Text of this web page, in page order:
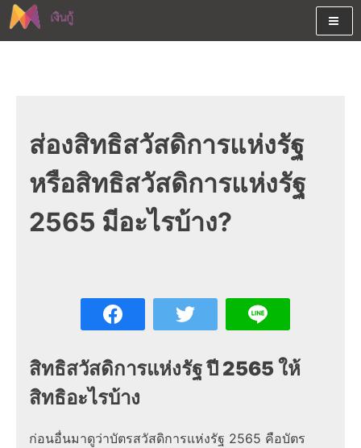
Skip
to
เงินสด และมีรีไฟแนนซ์ด้วย
ส่องสิทธิสวัสดิการแห่งรัฐ
หรือสิทธิสวัสดิการแห่งรัฐ
2565 มีอะไรบ้าง?
สิทธิสวัสดิการแห่งรัฐปี 2565 ให้
สิทธิอะไรบ้าง
ก่อนอื่นมาดูว่าบัตรสวัสดิการแห่งรัฐ 2565 คือบัตร